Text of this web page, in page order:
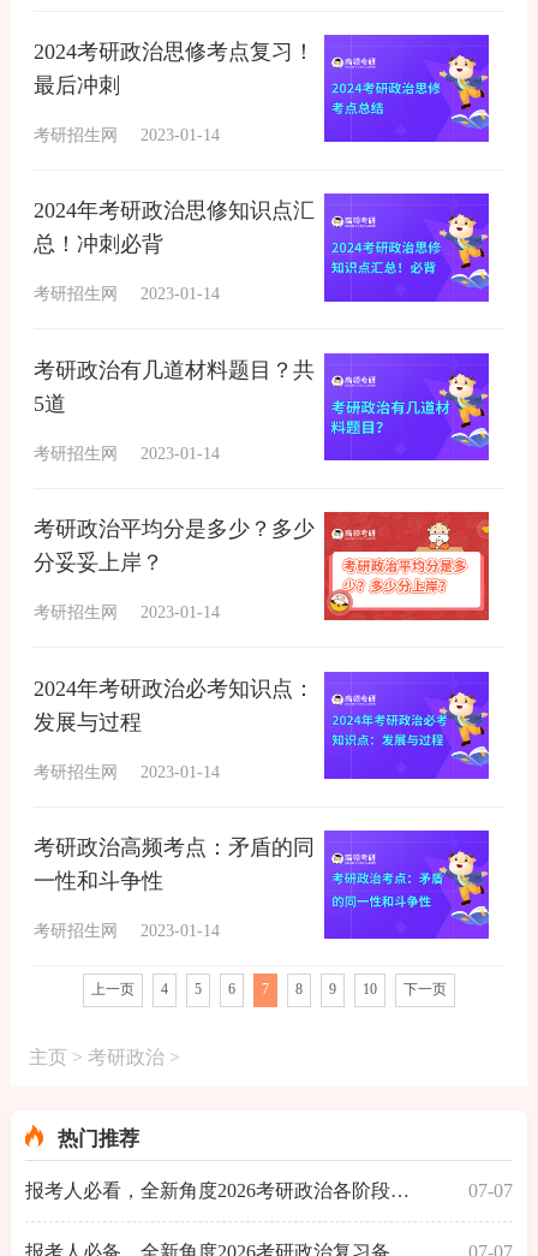
2024考研政治思修考点复习！
最后冲刺
考研招生网 2023-01-14
2024年考研政治思修知识点汇
总！冲刺必背
考研招生网 2023-01-14
考研政治有几道材料题目？共
5道
考研招生网 2023-01-14
考研政治平均分是多少？多少
分妥妥上岸？
考研招生网 2023-01-14
2024年考研政治必考知识点：
发展与过程
考研招生网 2023-01-14
考研政治高频考点：矛盾的同
一性和斗争性
考研招生网 2023-01-14
上一页 4 5 6 7 8 9 10 下一页
主页 > 考研政治>
热门推荐
报考人必看，全新角度2026考研政治各阶段复习备 07-07
07-07